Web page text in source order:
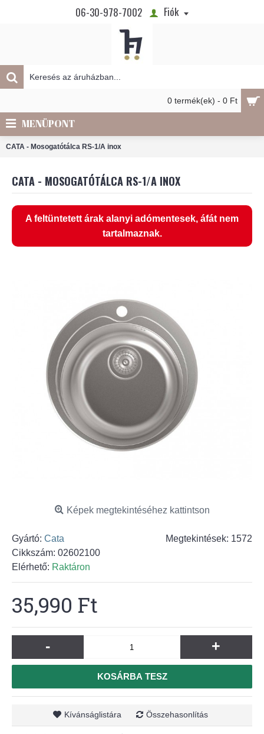
06-30-978-7002 Fiók
0 termék(ek) - 0 Ft
MENÜPONT
CATA - Mosogatótálca RS-1/A inox
CATA - MOSOGATÓTÁLCA RS-1/A INOX
A feltüntetett árak alanyi adómentesek, áfát nem
tartalmaznak.
Képek megtekintéséhez kattintson
Megtekintések: 1572
Gyártó: Cata
Cikkszám: 02602100
Elérhető: Raktáron
35,990 Ft
- +
KOSÁRBA TESZ
Kívánságlistára Összehasonlítás